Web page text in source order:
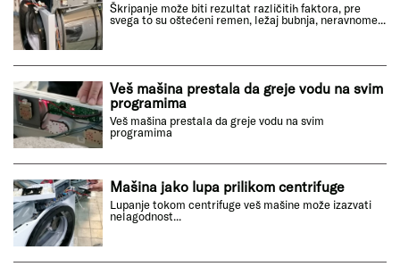
Škripanje može biti rezultat različitih faktora, pre
svega to su oštećeni remen, ležaj bubnja, neravnome...
Veš mašina prestala da greje vodu na svim
programima
Veš mašina prestala da greje vodu na svim
programima
Mašina jako lupa prilikom centrifuge
Lupanje tokom centrifuge veš mašine može izazvati
nelagodnost...